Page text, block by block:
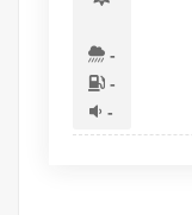
-
-
-